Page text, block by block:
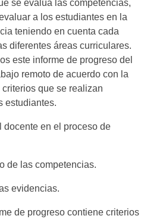
se evalúa las competencias,
a los estudiantes en la
teniendo en cuenta cada
diferentes áreas curriculares.
este informe de progreso del
remoto de acuerdo con la
que se realizan
estudiantes.
docente en el proceso de
de las competencias.
evidencias.
de progreso contiene criterios